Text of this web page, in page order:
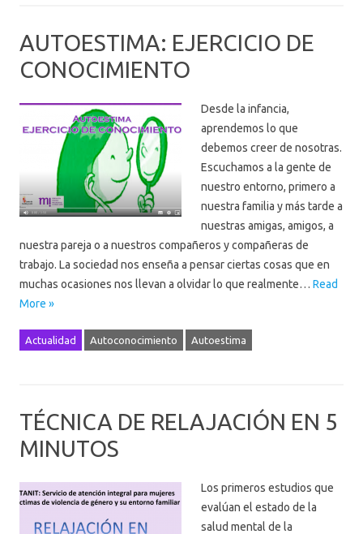
AUTOESTIMA: EJERCICIO DE
CONOCIMIENTO
Desde la infancia,
aprendemos lo que
debemos creer de nosotras.
Escuchamos a la gente de
nuestro entorno, primero a
nuestra familia y más tarde a
nuestras amigas, amigos, a
nuestra pareja o a nuestros compañeros y compañeras de
trabajo. La sociedad nos enseña a pensar ciertas cosas que en
muchas ocasiones nos llevan a olvidar lo que realmente… Read
More »
Actualidad Autoconocimiento Autoestima
TÉCNICA DE RELAJACIÓN EN 5
MINUTOS
Los primeros estudios que
evalúan el estado de la
salud mental de la